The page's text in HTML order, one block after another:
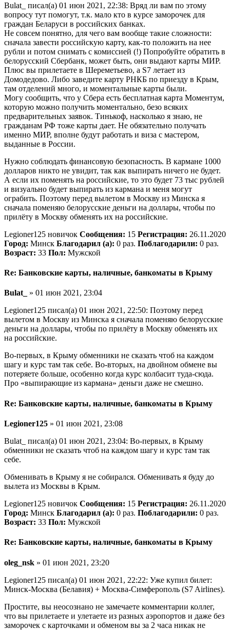
Bulat_ писал(а) 01 июн 2021, 22:38: Вряд ли вам по этому
вопросу тут помогут, т.к. мало кто в курсе заморочек для
граждан Беларуси в российских банках.
Не совсем понятно, для чего вам вообще такие сложности:
сначала завести российскую карту, как-то положить на нее
рубли и потом снимать с комиссией (!) Попробуйте обратить в
белорусский Сбербанк, может быть, они выдают карты МИР.
Плюс вы прилетаете в Шереметьево, а S7 летает из
Домодедово. Либо заведите карту РНКБ по приезду в Крым,
там отделений много, и моментальные карты были.
Могу сообщить, что у Сбера есть бесплатная карта Моментум,
которую можно получить моментально, безо всяких
предварительных заявок. Тинькоф, насколько я знаю, не
гражданам РФ тоже карты дает. Не обязательно получать
именно МИР, вполне будут работать и виза с мастером,
выданные в России.
Нужно соблюдать финансовую безопасность. В кармане 1000
долларов никто не увидит, так как выпирать ничего не будет.
А если их поменять на российские, то это будет 73 тыс рублей
и визуально будет выпирать из кармана и меня могут
ограбить. Поэтому перед вылетом в Москву из Минска я
сначала поменяю белорусские деньги на доллары, чтобы по
прилёту в Москву обменять их на российские.
Legioner125 новичок Сообщения: 15 Регистрация: 26.11.2020
Город: Минск Благодарил (а): 0 раз. Поблагодарили: 0 раз.
Возраст: 33 Пол: Мужской
Re: Банковские карты, наличные, банкоматы в Крыму
Bulat_
» 01 июн 2021, 23:04
Legioner125 писал(а) 01 июн 2021, 22:50: Поэтому перед
вылетом в Москву из Минска я сначала поменяю белорусские
деньги на доллары, чтобы по прилёту в Москву обменять их
на российские.
Во-первых, в Крыму обменники не сказать чтоб на каждом
шагу и курс там так себе. Во-вторых, на двойном обмене вы
потеряете больше, особенно когда курс колбасит туда-сюда.
Про «выпирающие из кармана» деньги даже не смешно.
Re: Банковские карты, наличные, банкоматы в Крыму
Legioner125 » 01 июн 2021, 23:08
Bulat_ писал(а) 01 июн 2021, 23:04: Во-первых, в Крыму
обменники не сказать чтоб на каждом шагу и курс там так
себе.
Обменивать в Крыму я не собирался. Обменивать я буду до
вылета из Москвы в Крым.
Legioner125 новичок Сообщения: 15 Регистрация: 26.11.2020
Город: Минск Благодарил (а): 0 раз. Поблагодарили: 0 раз.
Возраст: 33 Пол: Мужской
Re: Банковские карты, наличные, банкоматы в Крыму
oleg_nsk » 01 июн 2021, 23:20
Legioner125 писал(а) 01 июн 2021, 22:22: Уже купил билет:
Минск-Москва (Белавия) + Москва-Симферополь (S7 Airlines).
Простите, вы неосознано не замечаете комментарии коллег,
что вы прилетаете и улетаете из разных аэропортов и даже без
заморочек с карточками и обменом вы за 2 часа никак не